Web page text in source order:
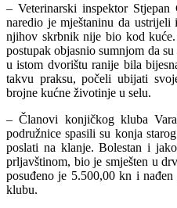
– Veterinarski inspektor
naredio je mještaninu da
njihov skrbnik nije bio kod
postupak objasnio sumnjom da
u istom dvorištu ranije bila
takvu praksu, počeli ubijati
brojne kućne životinje u selu.
– Članovi konjičkog kluba
podružnice spasili su konja
poslati na klanje. Bolestan i
prljavštinom, bio je smješten u
posuđeno je 5.500,00 kn i
klubu.